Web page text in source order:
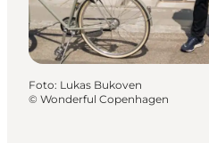
Foto: Lukas Bukoven
© Wonderful Copenhagen